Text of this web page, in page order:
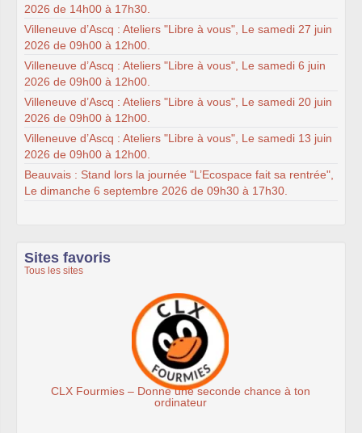
2026 de 14h00 à 17h30.
Villeneuve d’Ascq : Ateliers "Libre à vous", Le samedi 27 juin
2026 de 09h00 à 12h00.
Villeneuve d’Ascq : Ateliers "Libre à vous", Le samedi 6 juin
2026 de 09h00 à 12h00.
Villeneuve d’Ascq : Ateliers "Libre à vous", Le samedi 20 juin
2026 de 09h00 à 12h00.
Villeneuve d’Ascq : Ateliers "Libre à vous", Le samedi 13 juin
2026 de 09h00 à 12h00.
Beauvais : Stand lors la journée "L’Ecospace fait sa rentrée",
Le dimanche 6 septembre 2026 de 09h30 à 17h30.
Sites favoris
Tous les sites
chance à ton Association Éthiciel